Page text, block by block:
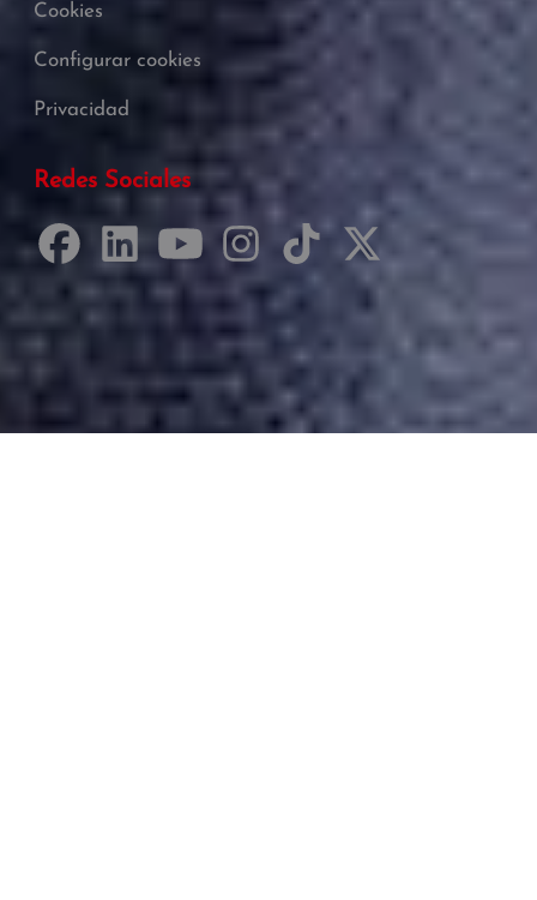
Cookies
Configurar cookies
Privacidad
Redes Sociales
Desarrollado por Just Quality